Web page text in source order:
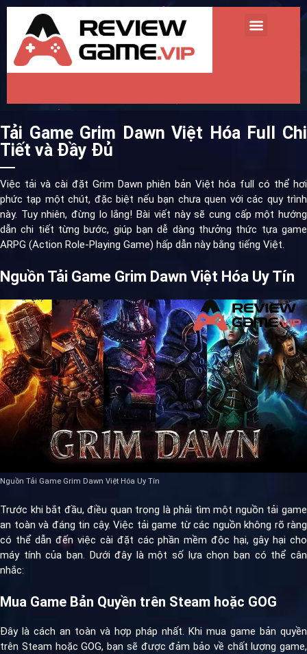
Tải Game Grim Dawn Việt Hóa Full Chi
Tiết và Đầy Đủ
Việc tải và cài đặt Grim Dawn phiên bản Việt hóa full có thể hơi
phức tạp một chút, đặc biệt nếu bạn chưa quen với các quy trình
này. Tuy nhiên, đừng lo lắng! Bài viết này sẽ cung cấp một hướng
dẫn chi tiết từng bước, giúp bạn dễ dàng thưởng thức tựa game
ARPG (Action Role-Playing Game) hấp dẫn này bằng tiếng Việt.
Nguồn Tải Game Grim Dawn Việt Hóa Uy Tín
Nguồn Tải Game Grim Dawn Việt Hóa Uy Tín
Trước khi bắt đầu, điều quan trọng là phải tìm một nguồn tải game
an toàn và đáng tin cậy. Việc tải game từ các nguồn không rõ ràng
có thể dẫn đến việc cài đặt các phần mềm độc hại, gây hại cho
máy tính của bạn. Dưới đây là một số lựa chọn bạn có thể cân
nhắc:
Mua Game Bản Quyền trên Steam hoặc GOG
Đây là cách an toàn và hợp pháp nhất. Khi mua game bản quyền
trên Steam hoặc GOG, bạn sẽ được đảm bảo về chất lượng game,